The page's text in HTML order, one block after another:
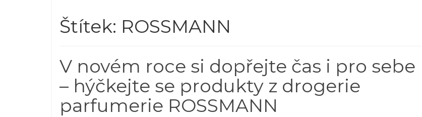
Štítek: ROSSMANN
V novém roce si dopřejte čas i pro sebe
– hýčkejte se produkty z drogerie
parfumerie ROSSMANN